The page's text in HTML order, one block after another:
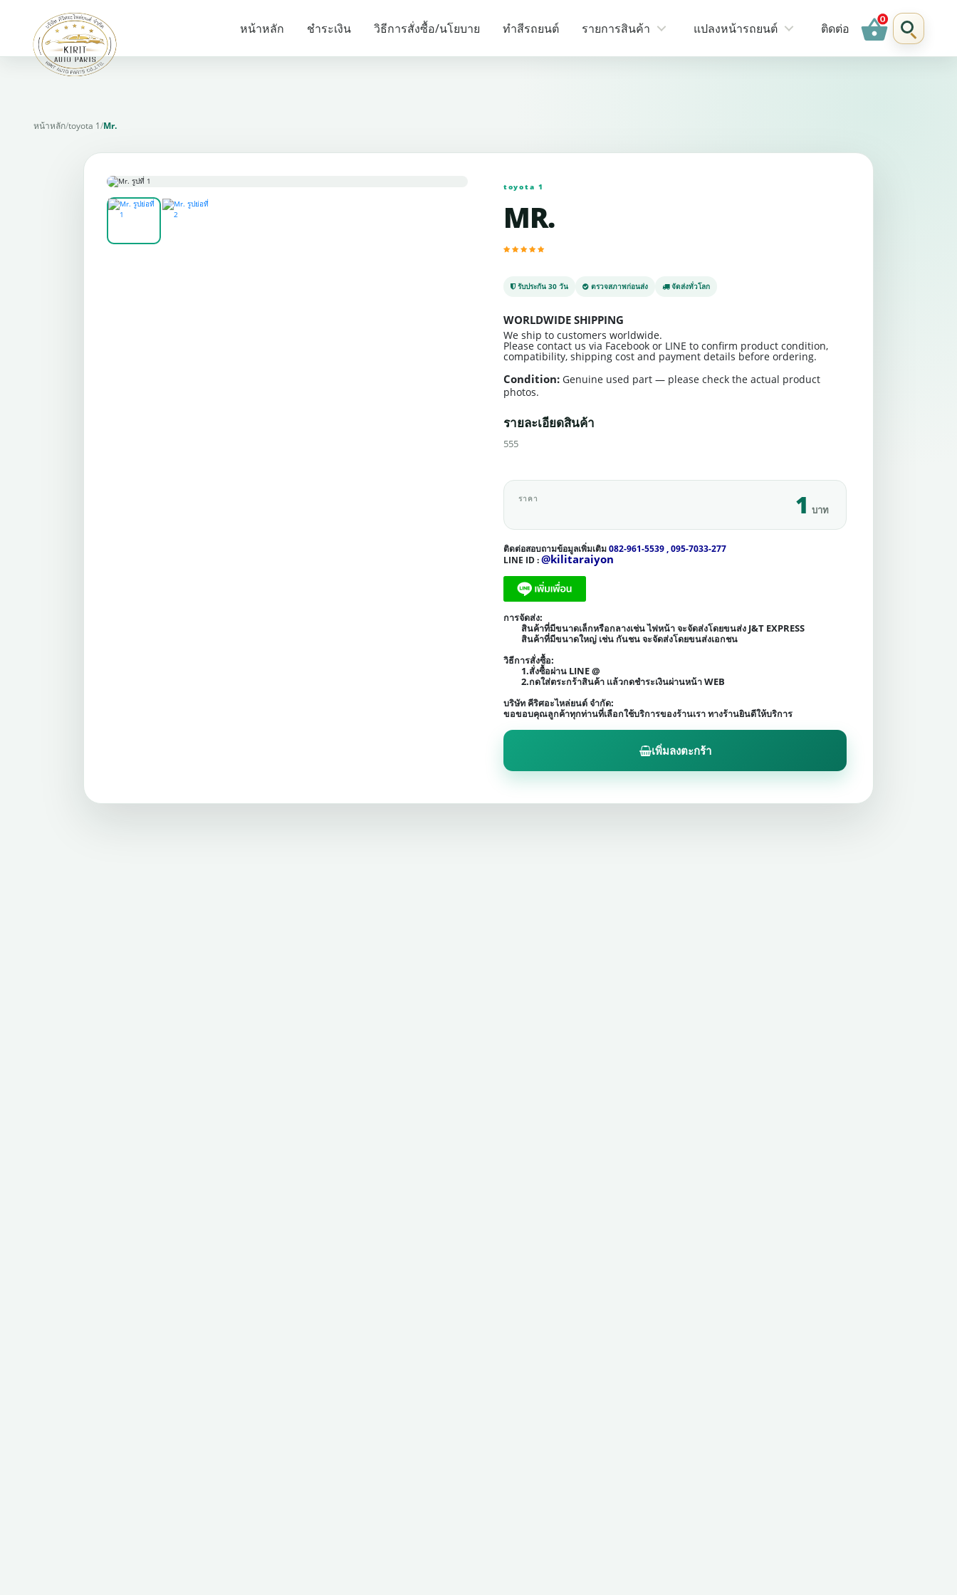
หน้าหลัก ชำระเงิน วิธีการสั่งซื้อ/นโยบาย ทำสีรถยนต์ รายการสินค้า แปลงหน้ารถยนต์ ติดต่อ shopping_basket
รายการแนะนำ
หน้าหลัก/toyota 1/Mr.
toyota 1
MR.
รับประกัน 30 วัน ตรวจสภาพก่อนส่ง จัดส่งทั่วโลก
WORLDWIDE SHIPPING
We ship to customers worldwide.
Please contact us via Facebook or LINE to confirm product condition,
compatibility, shipping cost and payment details before ordering.
Condition: Genuine used part — please check the actual product
photos.
รายละเอียดสินค้า
555
ราคา 1 บาท
ติดต่อสอบถามข้อมูลเพิ่มเติม082-961-5539 , 095-7033-277
LINE ID :@kilitaraiyon
การจัดส่ง:
สินค้าที่มีขนาดเล็กหรือกลางเช่น ไฟหน้า จะจัดส่งโดยขนส่ง J&T EXPRESS
สินค้าที่มีขนาดใหญ่ เช่น กันชน จะจัดส่งโดยขนส่งเอกชน
วิธีการสั่งซื้อ:
1.สั่งซื้อผ่าน LINE @
2.กดใส่ตระกร้าสินค้า เเล้วกดชำระเงินผ่านหน้า WEB
บริษัท คีริศอะไหล่ยนต์ จำกัด:
ขอขอบคุณลูกค้าทุกท่านที่เลือกใช้บริการของร้านเรา ทางร้านยินดีให้บริการ
เพิ่มลงตะกร้า